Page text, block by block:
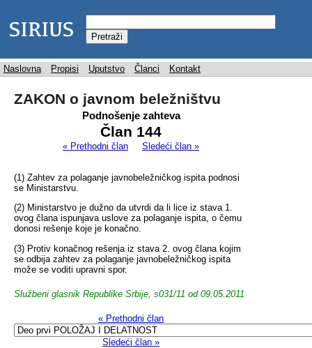
Naslovna Propisi Uputstvo Članci Kontakt
ZAKON o javnom beležništvu
Podnošenje zahteva
Član 144
« Prethodni član Sledeći član »
(1) Zahtev za polaganje javnobeležničkog ispita podnosi
se Ministarstvu.
(2) Ministarstvo je dužno da utvrdi da li lice iz stava 1.
ovog člana ispunjava uslove za polaganje ispita, o čemu
donosi rešenje koje je konačno.
(3) Protiv konačnog rešenja iz stava 2. ovog člana kojim
se odbija zahtev za polaganje javnobeležničkog ispita
može se voditi upravni spor.
Službeni glasnik Republike Srbije, s031/11 od 09.05.2011
« Prethodni član
Sledeći član »